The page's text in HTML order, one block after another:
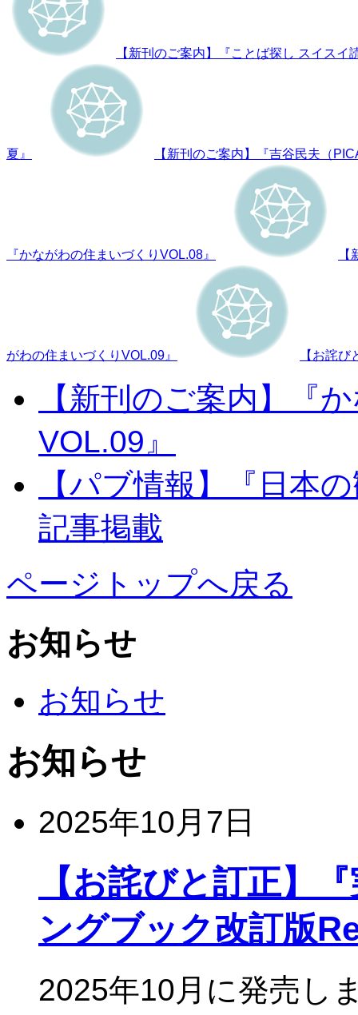
【新刊のご案内】『ことば探し スイスイ
夏』 【新刊のご案内】『吉谷民夫（
『かながわの住まいづくりVOL.08』
がわの住まいづくりVOL.09』 【お詫
【新刊のご案内】『
VOL.09』
【パブ情報】『日本
記事掲載
ページトップへ戻る
お知らせ
お知らせ
お知らせ
2025年10月7日
【お詫びと訂正】
ングブック改訂版
2025年10月に発売し